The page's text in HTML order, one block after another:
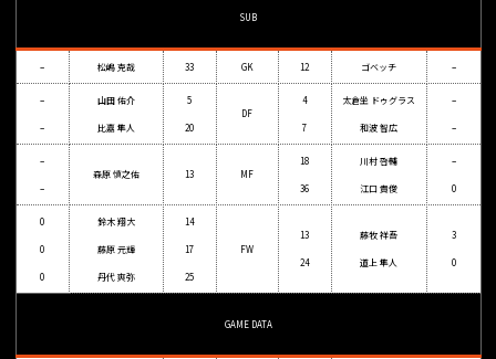
SUB
– 松嶋 克哉 33 GK 12 ゴベッチ –
–
–
山田 佑介
比嘉 隼人
5
20
DF
4
7
太倉坐 ドゥグラス
和波 智広
–
–
–
–
森原 慎之佑 13 MF
18
36
川村 啓輔
江口 貴俊
–
0
0
0
0
鈴木 翔大
藤原 元輝
丹代 爽弥
14
17
25
FW
13
24
藤牧 祥吾
道上 隼人
3
0
GAME DATA